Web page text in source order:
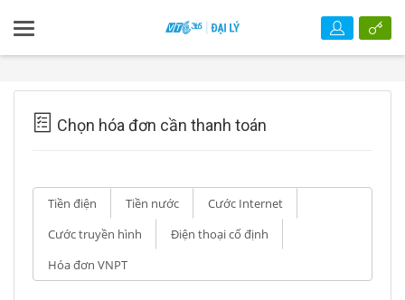
Chọn hóa đơn cần thanh toán
Tiền điện Tiền nước
Cước Internet
Cước truyền hình
Điện thoại cố định
Hóa đơn VNPT